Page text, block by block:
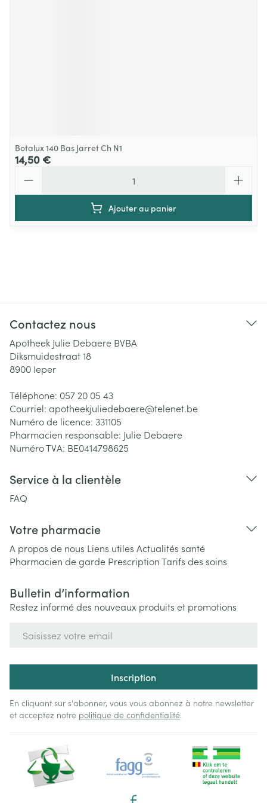
Botalux 140 Bas Jarret Ch N1
14,50 €
Ajouter au panier
Contactez nous
Apotheek Julie Debaere BVBA
Diksmuidestraat 18
8900 Ieper
Téléphone: 057 20 05 43
Courriel: apotheekjuliedebaere@telenet.be
Numéro de licence: 331105
Pharmacien responsable: Julie Debaere
Numéro TVA: BE0414798625
Service à la clientèle
FAQ
Votre pharmacie
A propos de nous Liens utiles Actualités santé
Pharmacien de garde PrescriptionTarifs des soins
Bulletin d’information
Restez informé des nouveaux produits et promotions
Inscription
En cliquant sur s'abonner, vous vous abonnez à notre newsletter
et acceptez notre politique de confidentialité.